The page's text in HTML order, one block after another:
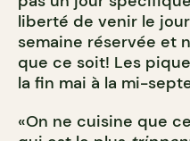
liberté de venir le
semaine réservée et
que ce soit! Les
la fin mai à la mi-
«On ne cuisine que